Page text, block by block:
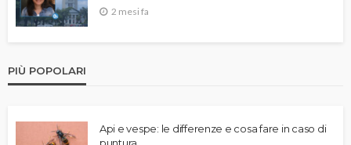
2 mesi fa
PIÙ POPOLARI
Api e vespe: le differenze e cosa fare in caso di
puntura